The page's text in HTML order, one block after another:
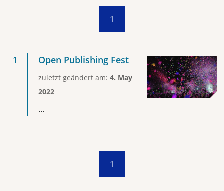
1
Open Publishing Fest
zuletzt geändert am: 4. May
2022
...
1